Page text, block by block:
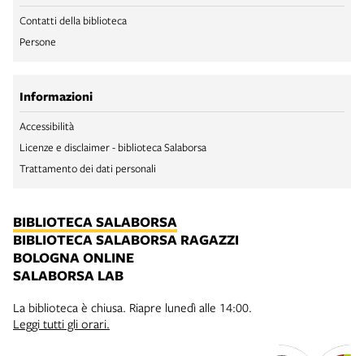
Contatti della biblioteca
Persone
Informazioni
Accessibilità
Licenze e disclaimer - biblioteca Salaborsa
Trattamento dei dati personali
BIBLIOTECA SALABORSA
BIBLIOTECA SALABORSA RAGAZZI
BOLOGNA ONLINE
SALABORSA LAB
La biblioteca è chiusa. Riapre lunedì alle 14:00.
Leggi tutti gli orari.